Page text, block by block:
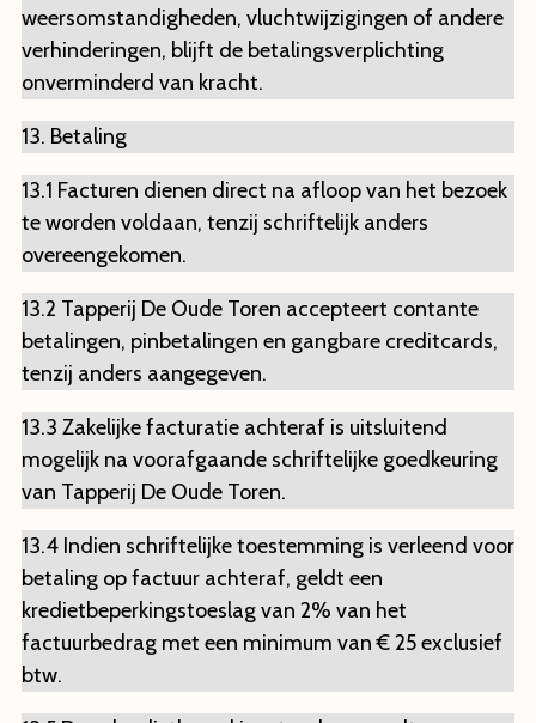
weersomstandigheden, vluchtwijzigingen of andere
verhinderingen, blijft de betalingsverplichting
onverminderd van kracht.
13. Betaling
13.1 Facturen dienen direct na afloop van het bezoek
te worden voldaan, tenzij schriftelijk anders
overeengekomen.
13.2 Tapperij De Oude Toren accepteert contante
betalingen, pinbetalingen en gangbare creditcards,
tenzij anders aangegeven.
13.3 Zakelijke facturatie achteraf is uitsluitend
mogelijk na voorafgaande schriftelijke goedkeuring
van Tapperij De Oude Toren.
13.4 Indien schriftelijke toestemming is verleend voor
betaling op factuur achteraf, geldt een
kredietbeperkingstoeslag van 2% van het
factuurbedrag met een minimum van € 25 exclusief
btw.